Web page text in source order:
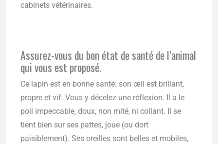
cabinets vétérinaires.
Assurez-vous du bon état de santé de l’animal
qui vous est proposé.
Ce lapin est en bonne santé: son œil est brillant,
propre et vif. Vous y décelez une réflexion. Il a le
poil impeccable, doux, non mité, ni collant. Il se
tient bien sur ses pattes, joue (ou dort
paisiblement). Ses oreilles sont belles et mobiles,